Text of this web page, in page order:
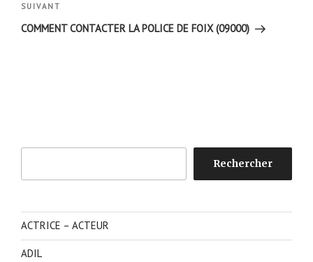
Article
suivant
SUIVANT
COMMENT CONTACTER LA POLICE DE FOIX (09000)
Rechercher
ACTRICE – ACTEUR
ADIL